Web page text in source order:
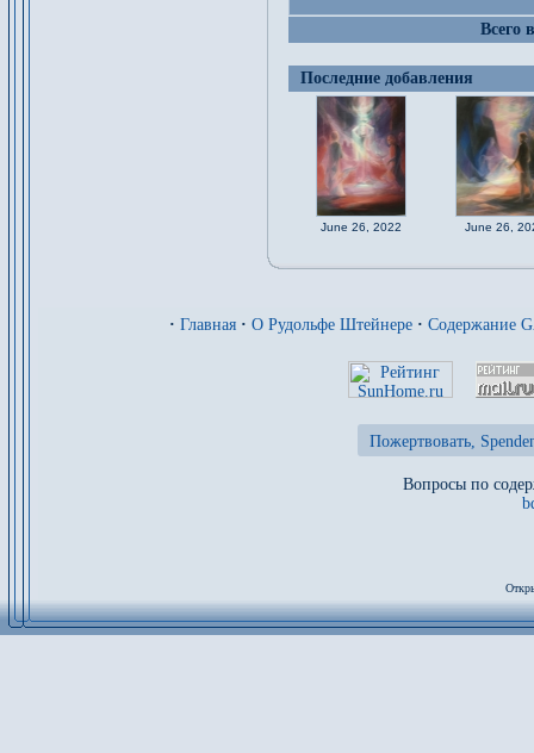
Всего
Последние добавления
June 26, 2022 June 26,
· Главная · О Рудольфе Штейнере · Содержание
Пожертвовать,
Вопросы по